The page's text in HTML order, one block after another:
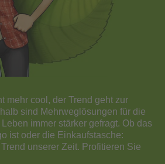
mehr cool, der Trend geht zur
sind Mehrweglösungen für die
immer stärker gefragt. Ob das
ist oder die Einkaufstasche:
unserer Zeit. Profitieren Sie